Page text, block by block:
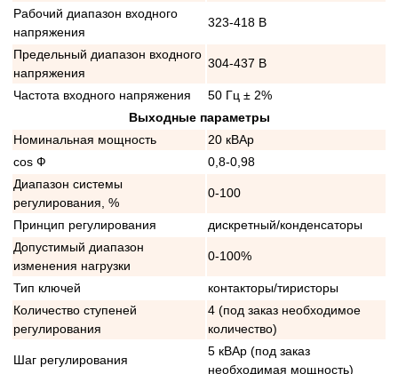
Рабочий диапазон входного
напряжения
323-418 В
Предельный диапазон входного
напряжения
304-437 В
Частота входного напряжения
50 Гц ± 2%
Выходные параметры
Номинальная мощность
20 кВАр
cos Ф
0,8-0,98
Диапазон системы
регулирования, %
0-100
Принцип регулирования
дискретный/конденсаторы
Допустимый диапазон
изменения нагрузки
0-100%
Тип ключей
контакторы/тиристоры
Количество ступеней
регулирования
4 (под заказ необходимое
количество)
Шаг регулирования
5 кВАр (под заказ
необходимая мощность)